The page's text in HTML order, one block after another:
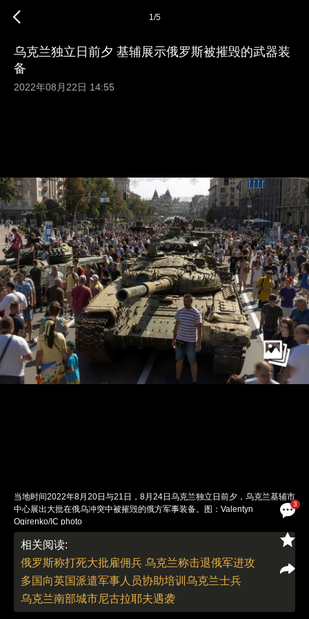
3
1/5
乌克兰独立日前夕 基辅展示俄罗斯被摧毁的武器装
备
2022年08月22日 14:55
当地时间2022年8月20日与21日，8月24日乌克兰独立日前夕，乌克兰基辅市
中心展出大批在俄乌冲突中被摧毁的俄方军事装备。图：Valentyn
Ogirenko/IC photo
责任编辑：刘青 | 版面编辑：刘青
相关阅读:
俄罗斯称打死大批雇佣兵 乌克兰称击退俄军进攻
多国向英国派遣军事人员协助培训乌克兰士兵
乌克兰南部城市尼古拉耶夫遇袭